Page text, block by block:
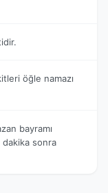
öğle namazı
bayramı
sonra